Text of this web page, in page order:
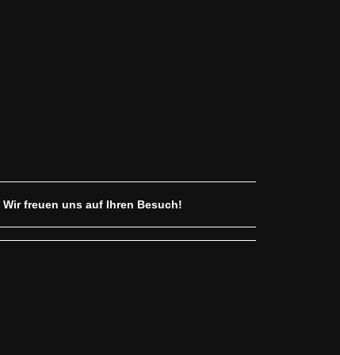
Wir freuen uns auf Ihren Besuch!